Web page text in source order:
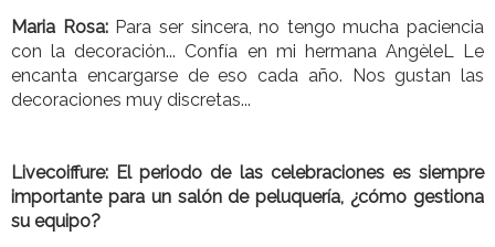
Maria Rosa: Para ser sincera, no tengo mucha paciencia
con la decoración... Confía en mi hermana AngèleL Le
encanta encargarse de eso cada año. Nos gustan las
decoraciones muy discretas...
Livecoiffure: El periodo de las celebraciones es siempre
importante para un salón de peluquería, ¿cómo gestiona
su equipo?